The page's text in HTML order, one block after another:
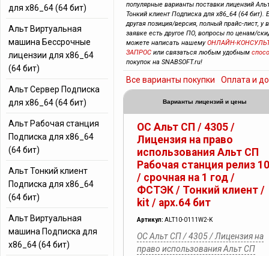
популярные варианты поставки лицензий
Тонкий клиент Подписка для x86_64 (64 бит).
другая позиция/версия, полный прайс-лист, у
заявке есть другое ПО, вопросы по ценам/
можете написать нашемуОНЛАЙН-
ЗАПРОС или связаться любым удобным
покупок на SNABSOFT.ru!
Все варианты покупки Оплата и
Варианты лицензий и цены
ОC Альт СП / 4305 /
Лицензия на право
использования Альт СП
Рабочая станция релиз 10
/ срочная на 1 год /
ФСТЭК / Тонкий клиент /
kit / арх.64 бит
Артикул: ALT10-0111W2-K
ОC Альт СП / 4305 / Лицензия на
право использования Альт СП
для x86_64 (64 бит)
Альт Виртуальная
машина Бессрочные
лицензии для x86_64
(64 бит)
Альт Сервер Подписка
для x86_64 (64 бит)
Альт Рабочая станция
Подписка для x86_64
(64 бит)
Альт Тонкий клиент
Подписка для x86_64
(64 бит)
Альт Виртуальная
машина Подписка для
x86_64 (64 бит)